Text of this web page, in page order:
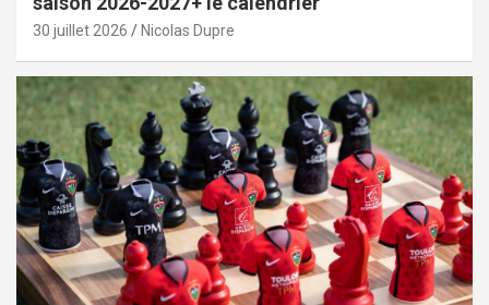
30 juillet 2026 Nicolas Dupre